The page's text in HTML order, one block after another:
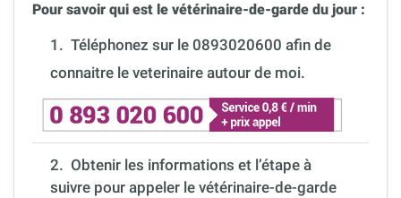
Pour savoir qui est le vétérinaire-de-garde du jour :
1. Téléphonez sur le 0893020600 afin de
connaitre le veterinaire autour de moi.
2. Obtenir les informations et l’étape à
suivre pour appeler le vétérinaire-de-garde